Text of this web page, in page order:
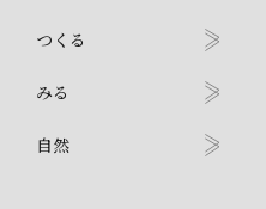
つくる
みる
自然